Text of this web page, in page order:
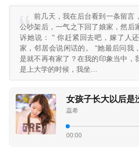
前几天，我在后台看到一条留言
公吵架后，一气之下回了娘家，然后
诉她说： " 你赶紧回去吧，嫁了人
家，邻居会说闲话的。 "她最后问我
是就不再有家了？在我的印象当中，
是上大学的时候，我坐…
女孩子长大以后是
蕊希
00:00